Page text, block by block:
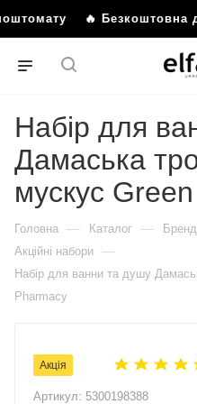
поштомату 🔥 Безкоштовна
Набір для
Дамаська
мускус
Головна — Каталог —
Акційні набори —
Набір для ванни та душу
Pharmacy
Акція
Артикул: 5300198388